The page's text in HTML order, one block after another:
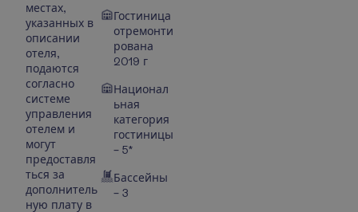
местах,
указанных в
описании
отеля,
подаются
согласно
системе
управления
отелем и
могут
предоставля
ться за
дополнитель
ную плату в
Гостиница
отремонти
рована
2019 г
Национал
ьная
категория
гостиницы
– 5*
Бассейны
– 3